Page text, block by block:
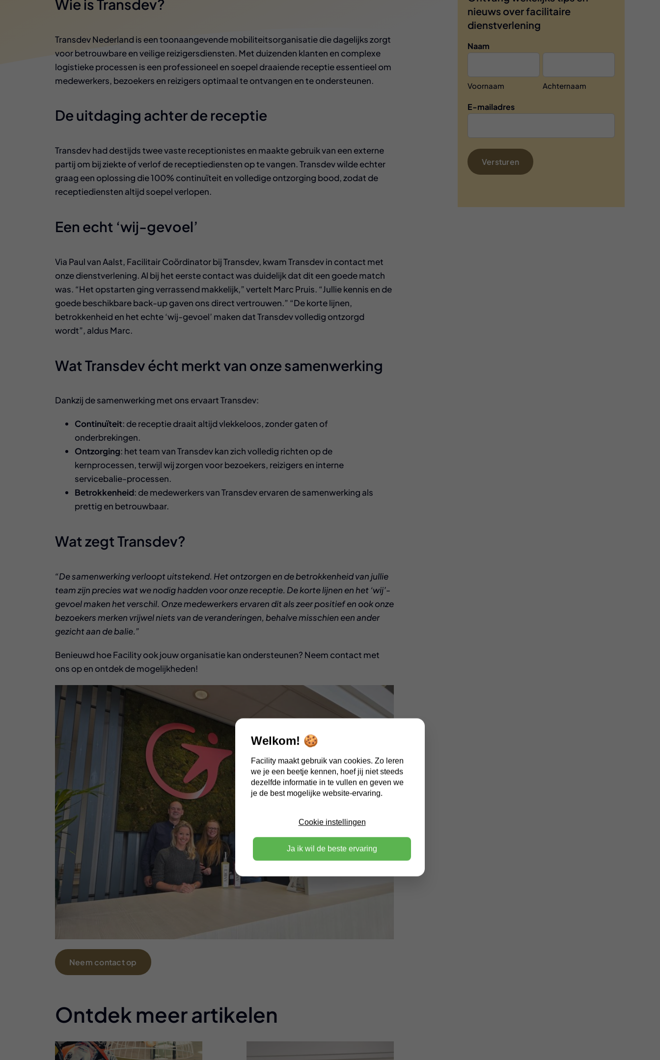
Wie is Transdev?
Transdev Nederland is een toonaangevende mobiliteitsorganisatie die dagelijks zorgt
voor betrouwbare en veilige reizigersdiensten. Met duizenden klanten en complexe
logistieke processen is een professioneel en soepel draaiende receptie essentieel om
medewerkers, bezoekers en reizigers optimaal te ontvangen en te ondersteunen.
De uitdaging achter de receptie
Transdev had destijds twee vaste receptionistes en maakte gebruik van een externe
partij om bij ziekte of verlof de receptiediensten op te vangen. Transdev wilde echter
graag een oplossing die 100% continuïteit en volledige ontzorging bood, zodat de
receptiediensten altijd soepel verlopen.
Een echt ‘wij-gevoel’
Via Paul van Aalst, Facilitair Coördinator bij Transdev, kwam Transdev in contact met
onze dienstverlening. Al bij het eerste contact was duidelijk dat dit een goede match
was. “Het opstarten ging verrassend makkelijk,” vertelt Marc Pruis. “Jullie kennis en de
goede beschikbare back-up gaven ons direct vertrouwen.” “De korte lijnen,
betrokkenheid en het echte ‘wij-gevoel’ maken dat Transdev volledig ontzorgd
wordt”, aldus Marc.
Wat Transdev écht merkt van onze samenwerking
Dankzij de samenwerking met ons ervaart Transdev:
Continuïteit: de receptie draait altijd vlekkeloos, zonder gaten of
onderbrekingen.
Ontzorging: het team van Transdev kan zich volledig richten op de
kernprocessen, terwijl wij zorgen voor bezoekers, reizigers en interne
servicebalie-processen.
Betrokkenheid: de medewerkers van Transdev ervaren de samenwerking als
prettig en betrouwbaar.
Wat zegt Transdev?
“De samenwerking verloopt uitstekend. Het ontzorgen en de betrokkenheid van jullie
team zijn precies wat we nodig hadden voor onze receptie. De korte lijnen en het ‘wij’-
gevoel maken het verschil. Onze medewerkers ervaren dit als zeer positief en ook onze
bezoekers merken vrijwel niets van de veranderingen, behalve misschien een ander
gezicht aan de balie.”
Benieuwd hoe Facility ook jouw organisatie kan ondersteunen? Neem contact met
ons op en ontdek de mogelijkheden!
Neem contact op
Ontdek meer artikelen
nieuws over facilitaire
dienstverlening
Naam
Voornaam Achternaam
E-mailadres
Welkom! 🍪
Facility maakt gebruik van cookies. Zo leren
we je een beetje kennen, hoef jij niet steeds
dezelfde informatie in te vullen en geven we
je de best mogelijke website-ervaring.
Cookie instellingen
Ja ik wil de beste ervaring